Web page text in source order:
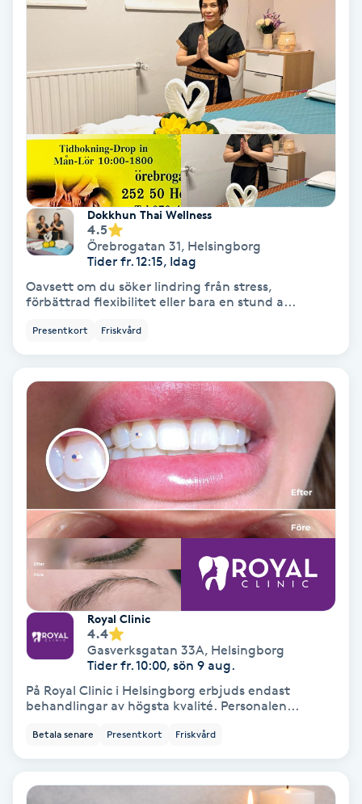
Mixfransar
Nagelförlängning
Nagelförlängning akryl
Nagelförlängning gelé
Nagelförlängning glasfiber
Nagelförlängning silke
Nagelförstärkning
Nagelklippning
Nagelsvamp
Nageltrång
Nagelvård
Naglar borttagning
Naglar reparation
Naprapati
Navelpiercing
NBE-massage
Ny frisyr
Dokkhun Thai Wellness
4.5
Örebrogatan 31, Helsingborg
Tider fr. 12:15, Idag
Oavsett om du söker lindring från stress,
förbättrad flexibilitet eller bara en stund a...
Presentkort Friskvård
Royal Clinic
4.4
Gasverksgatan 33A, Helsingborg
Tider fr. 10:00, sön 9 aug.
På Royal Clinic i Helsingborg erbjuds endast
behandlingar av högsta kvalité. Personalen...
Betala senare Presentkort Friskvård